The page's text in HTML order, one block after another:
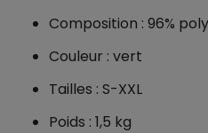
Composition : 96%
Couleur : vert
Tailles : S-XXL
Poids : 1,5 kg